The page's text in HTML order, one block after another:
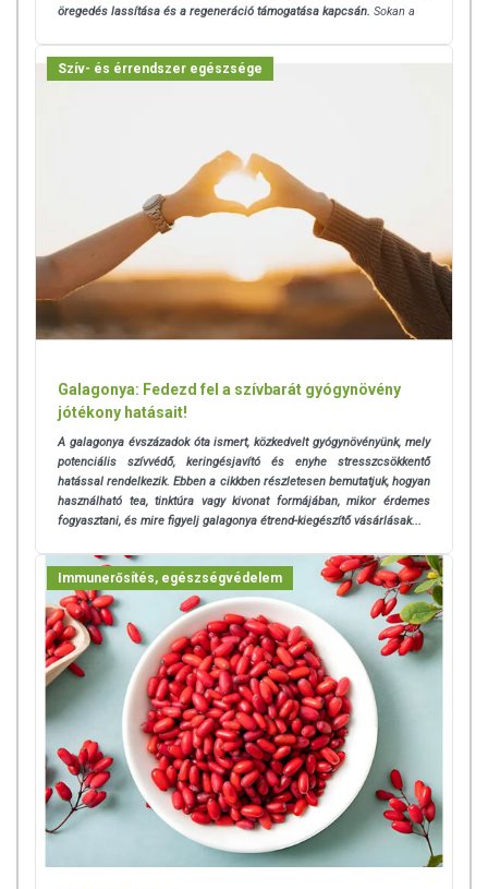
öregedés lassítása és a regeneráció támogatása kapcsán. Sokan a
Szív- és érrendszer egészsége
Galagonya: Fedezd fel a szívbarát gyógynövény
jótékony hatásait!
A galagonya évszázadok óta ismert, közkedvelt gyógynövényünk, mely
potenciális szívvédő, keringésjavító és enyhe stresszcsökkentő
hatással rendelkezik.Ebben a cikkben részletesen bemutatjuk, hogyan
használható tea, tinktúra vagy kivonat formájában, mikor érdemes
fogyasztani, és mire figyelj galagonya étrend-kiegészítő vásárlásak...
Immunerősítés, egészségvédelem